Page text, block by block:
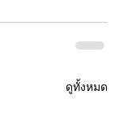
ดูทั้งหมด